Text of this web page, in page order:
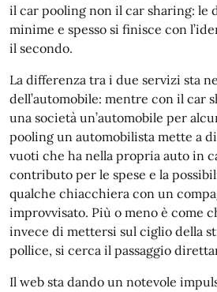
il car pooling non il car sharing: le
minime e spesso si finisce con
il secondo.
La differenza tra i due servizi sta
dell’automobile: mentre con il car
una società un’automobile per
pooling un automobilista mette a
vuoti che ha nella propria auto in
contributo per le spese e la
qualche chiacchiera con un
improvvisato. Più o meno è come
invece di mettersi sul ciglio della
pollice, si cerca il passaggio
Il web sta dando un notevole